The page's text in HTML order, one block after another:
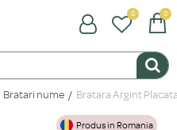
0 0
Bratari nume Bratara Argint
Produs in Romania